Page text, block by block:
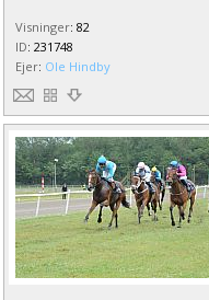
Visninger: 82
ID: 231748
Ejer: Ole Hindby